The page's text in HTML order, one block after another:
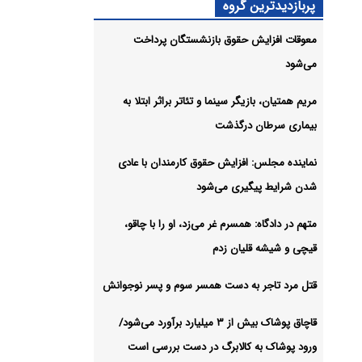
پربازدیدترین گروه
معوقات افزایش حقوق بازنشستگان پرداخت
می‌شود
مریم همتیان، بازیگر سینما و تئاتر براثر ابتلا به
بیماری سرطان درگذشت
نماینده مجلس: افزایش حقوق کارمندان با عادی
شدن شرایط پیگیری می‌شود
متهم در دادگاه: همسرم غر می‌زد، او را با چاقو،
قیچی و شیشه قلیان زدم
قتل مرد تاجر به دست همسر سوم و پسر نوجوانش
قاچاق پوشاک بیش از ۳ میلیارد برآورد می‌شود/
ورود پوشاک به کالابرگ در دست بررسی است